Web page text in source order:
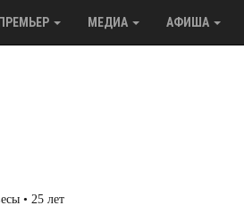
МЕДИА АФИША
• 25 лет